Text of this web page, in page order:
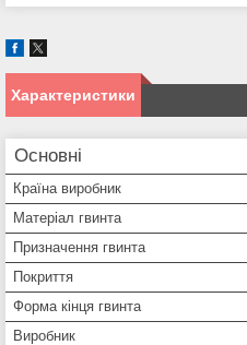
Характеристики
Основні
Країна виробник
Матеріал гвинта
Призначення гвинта
Покриття
Форма кінця гвинта
Виробник